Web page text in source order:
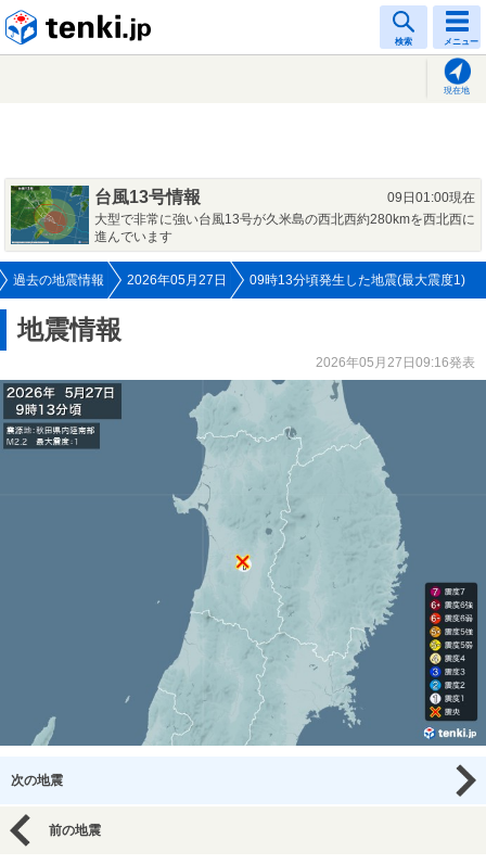
検索 メニュー
現在地
台風13号情報
09日01:00現在
大型で非常に強い台風13号が久米島の西北西約280kmを西北西に
進んでいます
過去の地震情報 2026年05月27日 09時13分頃発生した地震(最大震度1)
地震情報
2026年05月27日09:16発表
次の地震
前の地震